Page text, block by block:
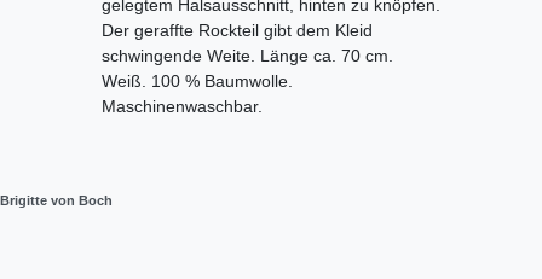
gelegtem Halsausschnitt, hinten zu knöpfen.
Der geraffte Rockteil gibt dem Kleid
schwingende Weite. Länge ca. 70 cm.
Weiß. 100 % Baumwolle.
Maschinenwaschbar.
Brigitte von Boch